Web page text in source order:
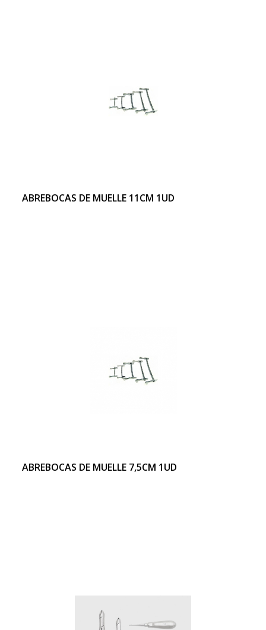
ABREBOCAS DE MUELLE 11CM 1UD
ABREBOCAS DE MUELLE 7,5CM 1UD